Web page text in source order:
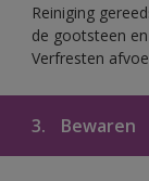
Reiniging
de gootsteen
Verfresten
3. Bewaren